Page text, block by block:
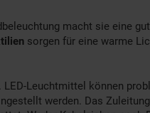
macht sie eine
sorgen für eine warme
Leuchtmittel können
werden. Das